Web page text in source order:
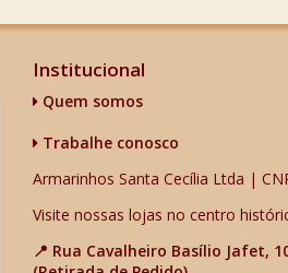
Institucional
Quem somos
Trabalhe conosco
Armarinhos Santa Cecília Ltda |
Visite nossas lojas no centro
📍 Rua Cavalheiro Basílio Jafet,